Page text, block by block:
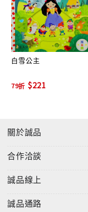
白雪公主
79折 $221
關於誠品
合作洽談
誠品線上
誠品通路